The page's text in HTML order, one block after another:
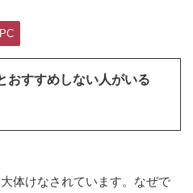
PC
おすすめしない人がいる
体けなされています。なぜで